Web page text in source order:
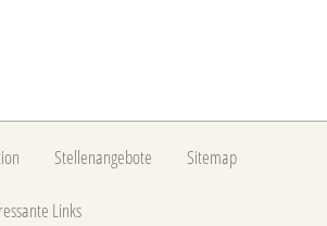
Stellenangebote Sitemap
Links